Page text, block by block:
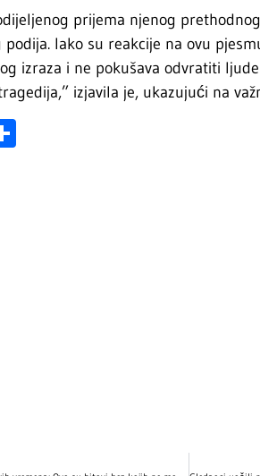
prijema njenog
Iako su reakcije na ovu
izraza i ne pokušava odvratiti
izjavila je, ukazujući na